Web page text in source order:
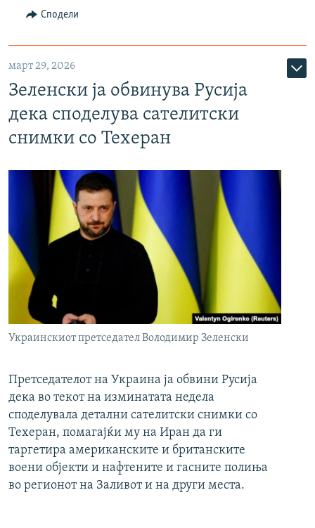
Сподели
март 29, 2026
Зеленски ја обвинува Русија
дека споделува сателитски
снимки со Техеран
Украинскиот претседател Володимир Зеленски
Претседателот на Украина ја обвини Русија
дека во текот на изминатата недела
споделувала детални сателитски снимки со
Техеран, помагајќи му на Иран да ги
таргетира американските и британските
воени објекти и нафтените и гасните полиња
во регионот на Заливот и на други места.